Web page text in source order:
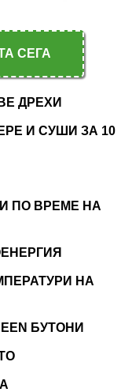
СЕГА
ДРЕХИ
И СУШИ ЗА 10
ПО ВРЕМЕ НА
НА
БУТОНИ